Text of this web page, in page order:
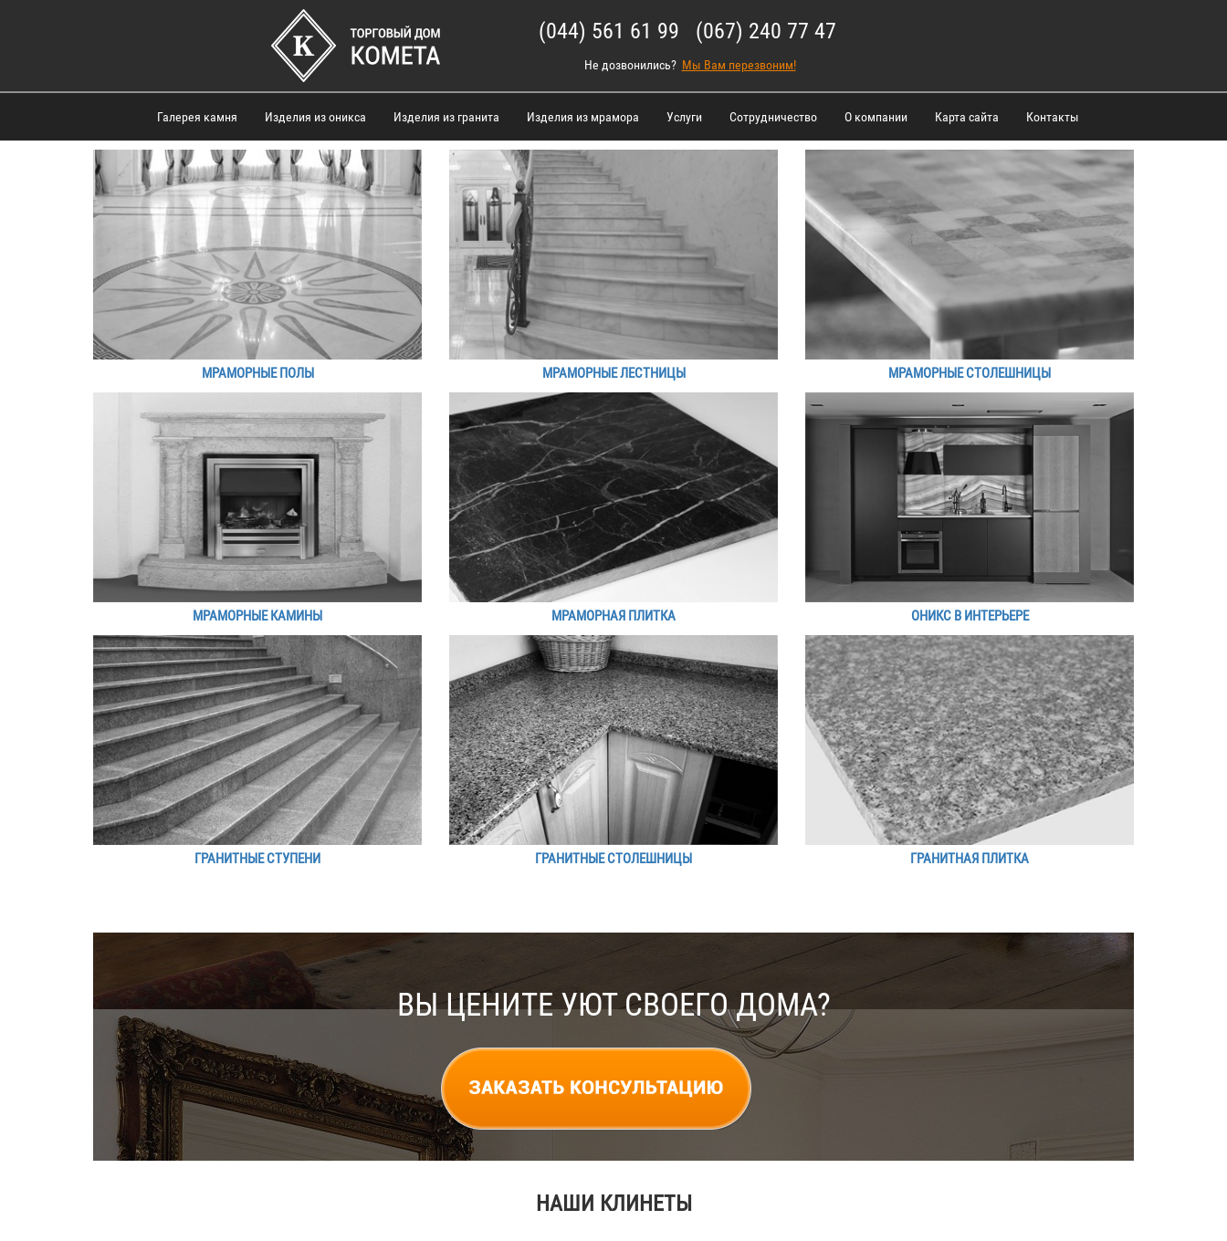
(044) 561 61 99 (067) 240 77 47
Не дозвонились? Мы Вам перезвоним!
Галерея камня Изделия из оникса Изделия из гранита Изделия из мрамора Услуги Сотрудничество О компании Карта сайта Контакты
МРАМОРНЫЕ ПОЛЫ МРАМОРНЫЕ ЛЕСТНИЦЫ МРАМОРНЫЕ СТОЛЕШНИЦЫ
МРАМОРНЫЕ КАМИНЫ МРАМОРНАЯ ПЛИТКА ОНИКС В ИНТЕРЬЕРЕ
ГРАНИТНЫЕ СТУПЕНИ ГРАНИТНЫЕ СТОЛЕШНИЦЫ ГРАНИТНАЯ ПЛИТКА
ВЫ ЦЕНИТЕ УЮТ СВОЕГО ДОМА?
НАШИ КЛИНЕТЫ